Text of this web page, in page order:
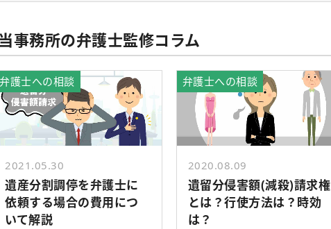
事務所の弁護士監修コラム
弁護士への相談
2021.05.30
遺産分割調停を弁護士に
依頼する場合の費用につ
いて解説
弁護士への相談
2020.08.09
遺留分侵害額(減殺)請求権
とは？行使方法は？時効
は？